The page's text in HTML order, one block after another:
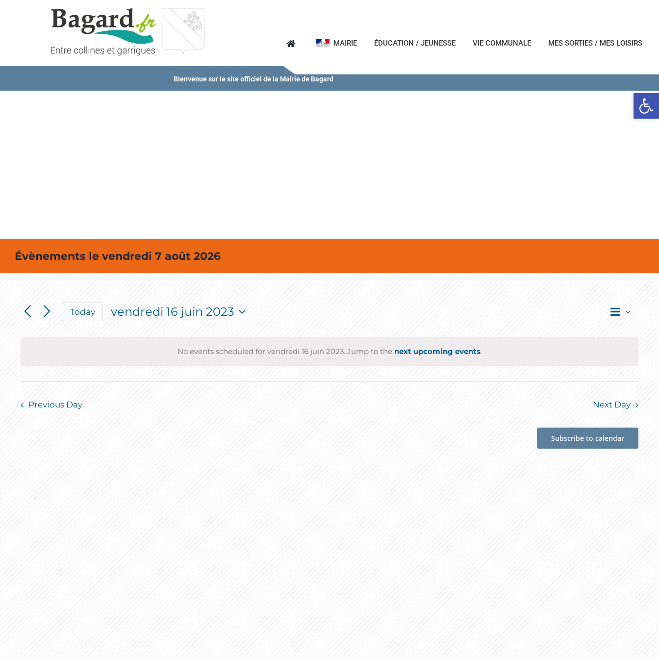
Ouvrir
MAIRIE ÉDUCATION / JEUNESSE VIE COMMUNALE MES SORTIES / MES LOISIRS
Bienvenue sur le site officiel de la Mairie de Bagard
Évènements le vendredi 7 août 2026
No events scheduled for vendredi 16 juin 2023. Jump to the next upcoming events.
Views
Event
Views
Jour
Today
vendredi 16 juin 2023
Select
date.
Previous Day Next Day
Subscribe to calendar